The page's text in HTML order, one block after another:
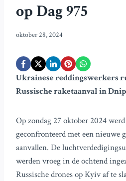
op Dag 975
oktober 28, 2024
Ukrainese reddingswerkers
Russische raketaanval in
Op zondag 27 oktober 2024
geconfronteerd met een nieuwe
aanvallen. De
werden vroeg in de ochtend
Russische drones op Kyiv af te